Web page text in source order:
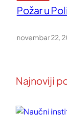
Požar u
novembar 22,
Najnoviji